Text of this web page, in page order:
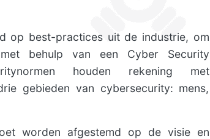
op best-practices uit de industrie, om
behulp van een Cyber Security
houden rekening met
gebieden van cybersecurity: mens,
worden afgestemd op de visie en